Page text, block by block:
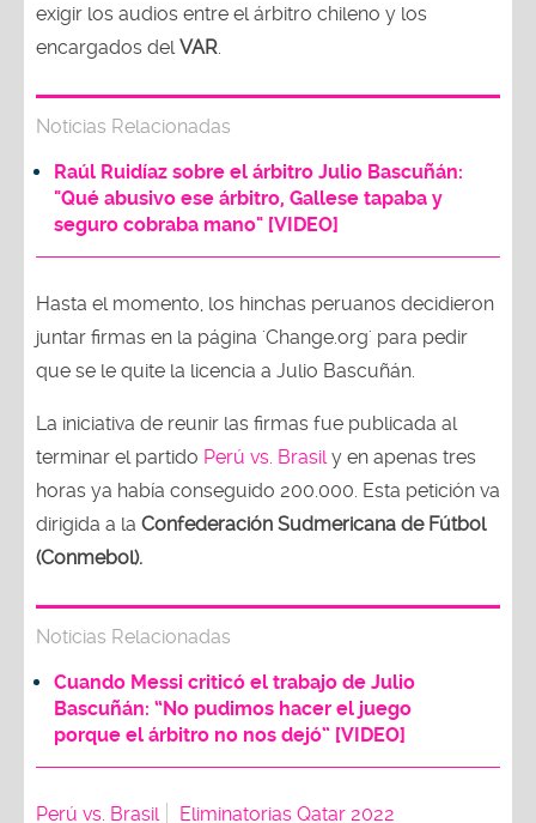
exigir los audios entre el árbitro chileno y los
encargados del VAR
Noticias Relacionadas
Raúl Ruidíaz sobre el árbitro Julio Bascuñán:
"Qué abusivo ese árbitro, Gallese tapaba y
seguro cobraba mano" [VIDEO]
Hasta el momento, los hinchas peruanos decidieron
juntar firmas en la página 'Change.org' para pedir
que se le quite la licencia a Julio Bascuñán.
La iniciativa de reunir las firmas fue publicada al
terminar el partido Perú vs. Brasil y en apenas tres
horas ya había conseguido 200.000. Esta petición va
dirigida a la Confederación Sudmericana de Fútbol
(Conmebol).
Noticias Relacionadas
Cuando Messi criticó el trabajo de Julio
Bascuñán: “No pudimos hacer el juego
porque el árbitro no nos dejó” [VIDEO]
Perú vs. Brasil Eliminatorias Qatar 2022